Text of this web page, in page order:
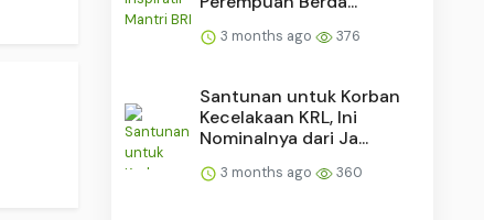
3 months ago 376
Santunan untuk Korban
Kecelakaan KRL, Ini
Nominalnya dari Ja...
3 months ago 360